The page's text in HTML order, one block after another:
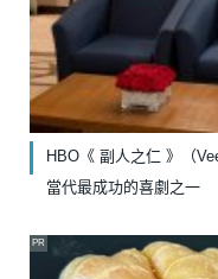
HBO《 副人之仁 》（
當代最成功的喜劇之一
PR